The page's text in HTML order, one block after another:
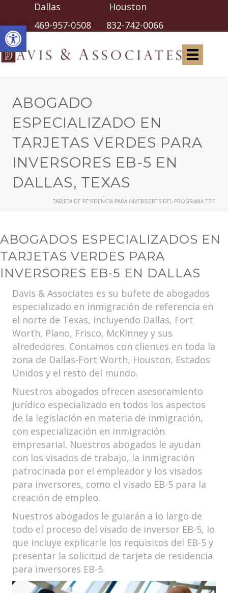
Abrir barra de herramientas
Dallas Houston
469-957-0508 832-742-0066
ABOGADO
ESPECIALIZADO EN
TARJETAS VERDES PARA
INVERSORES EB-5 EN
DALLAS, TEXAS
TARJETA DE RESIDENCIA PARA INVERSORES DEL PROGRAMA EB-5
ABOGADOS ESPECIALIZADOS EN
TARJETAS VERDES PARA
INVERSORES EB-5 EN DALLAS
Davis & Associates es su bufete de abogados
especializado en inmigración de referencia en
el norte de Texas, incluyendo Dallas, Fort
Worth, Plano, Frisco, McKinney y sus
alrededores. Contamos con clientes en toda la
zona de Dallas-Fort Worth, Houston, Estados
Unidos y el resto del mundo.
Nuestros abogados ofrecen asesoramiento
jurídico especializado en todos los aspectos
de la legislación en materia de inmigración,
con especialización en inmigración
empresarial. Nuestros abogados le ayudan
con los visados de trabajo, la inmigración
patrocinada por el empleador y los visados
para inversores, como el visado EB-5 para la
creación de empleo.
Nuestros abogados le guiarán a lo largo de
todo el proceso del visado de inversor EB-5, lo
que incluye explicarle los requisitos del EB-5 y
presentar la solicitud de tarjeta de residencia
para inversores EB-5.